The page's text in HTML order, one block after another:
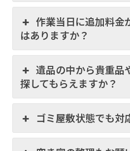
作業当日に追加料金
はありますか？
遺品の中から貴重品
探してもらえますか？
ゴミ屋敷状態でも対